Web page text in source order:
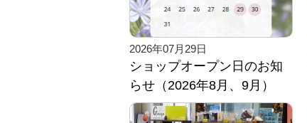
2026年07月29日
ショップオープン日のお知
らせ（2026年8月、9月）